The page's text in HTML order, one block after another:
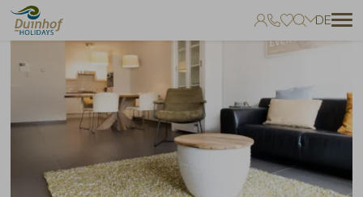
Keine Favoriten
Sie können Unterkünfte zu Ihren Favoriten hinzufügen, indem Sie auf
zum klicken.
DE